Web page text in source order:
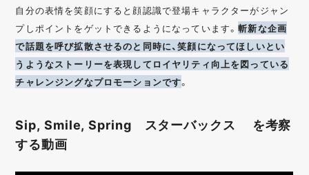
自分の表情を笑顔にすると顔認識で登場キャラクターがジャン
プしポイントをゲットできるようになっています。斬新な企画
で話題を呼び拡散させるのと同時に、笑顔になってほしいとい
うようなストーリーを表現してロイヤリティ向上を図っている
チャレンジングなプロモーションです。
Sip, Smile, Spring スターバックス を考察
する動画